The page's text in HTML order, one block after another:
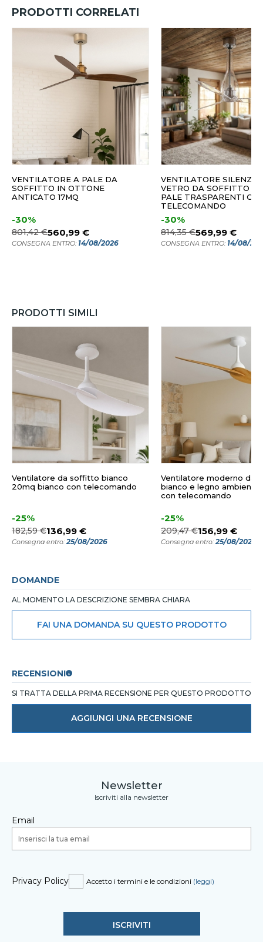
PRODOTTI CORRELATI
VENTILATORE A PALE DA
SOFFITTO IN OTTONE
ANTICATO 17MQ
-30%
801,42 €560,99 €
CONSEGNA ENTRO: 14/08/2026
VENTILATORE
VETRO DA SOFFITTO
PALE TRASPARENTI
TELECOMANDO
-30%
814,35 €569,99 €
CONSEGNA ENTRO: 14/08/
PRODOTTI SIMILI
Ventilatore da soffitto bianco
20mq bianco con telecomando
-25%
182,59 €136,99 €
Consegna entro:25/08/2026
Ventilatore moderno da
bianco e legno ambienti
con telecomando
-25%
209,47 €156,99 €
Consegna entro:25/08/2026
DOMANDE
AL MOMENTO LA DESCRIZIONE SEMBRA CHIARA
FAI UNA DOMANDA SU QUESTO PRODOTTO
RECENSIONI
SI TRATTA DELLA PRIMA RECENSIONE PER QUESTO PRODOTTO
AGGIUNGI UNA RECENSIONE
Newsletter
Iscriviti alla newsletter
Email
Privacy Policy Accetto i termini e le condizioni (leggi)